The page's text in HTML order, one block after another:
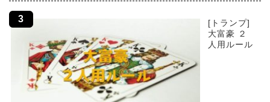
[トランプ]
大富豪 ２
人用ルール